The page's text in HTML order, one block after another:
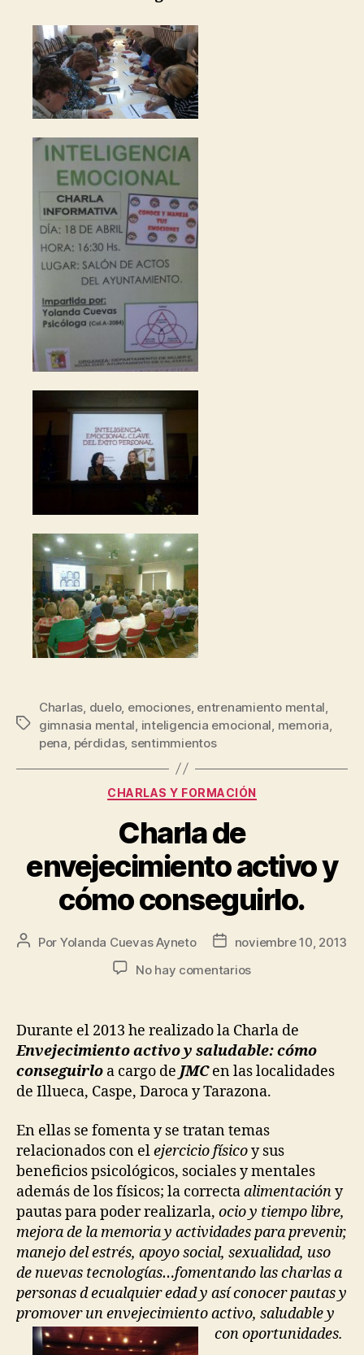
Charlas duelo, emociones, entrenamiento mental
gimnasia mental inteligencia emocional memoria
pena pérdidas, sentimmientos
CHARLAS Y FORMACIÓN
Charla de
envejecimiento activo y
cómo conseguirlo.
Por Yolanda Cuevas Ayneto
noviembre 10, 2013
No hay comentarios
Durante el 2013 he realizado la Charla de
Envejecimiento activo y saludable: cómo
conseguirlo a cargo de JMCen las localidades
de Illueca, Caspe, Daroca y Tarazona.
En ellas se fomenta y se tratan temas
relacionados con elejercicio físicoy sus
beneficios psicológicos, sociales y mentales
además de los físicos; la correctaalimentacióny
pautas para poder realizarla, ocio y tiempo libre,
mejora de la memoria y actividades para prevenir,
manejo del estrés, apoyo social, sexualidad, uso
de nuevas tecnologías…fomentando las charlas a
personas d ecualquier edad y así conocer pautas y
promover un envejecimiento activo, saludable y
con oportunidades.